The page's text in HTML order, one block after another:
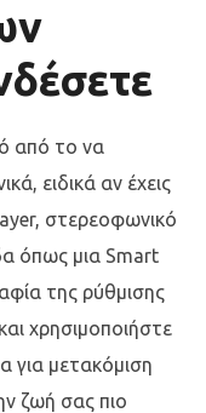
από το να
ειδικά αν έχεις
στερεοφωνικό
όπως μια Smart
της ρύθμισης
χρησιμοποιήστε
για μετακόμιση
ζωή σας πιο